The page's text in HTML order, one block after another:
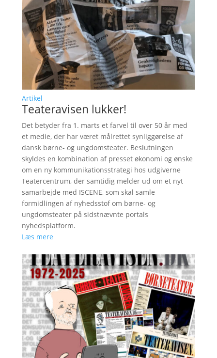
Artikel
Teateravisen lukker!
Det betyder fra 1. marts et farvel til over 50 år med
et medie, der har været målrettet synliggørelse af
dansk børne- og ungdomsteater. Beslutningen
skyldes en kombination af presset økonomi og ønske
om en ny kommunikationsstrategi hos udgiverne
Teatercentrum, der samtidig melder ud om et nyt
samarbejde med ISCENE, som skal samle
formidlingen af nyhedsstof om børne- og
ungdomsteater på sidstnævnte portals
nyhedsplatform.
Læs mere